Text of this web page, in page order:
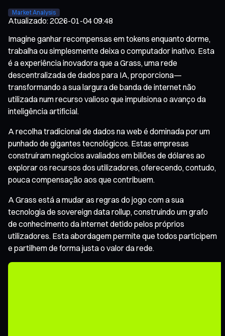
Market Analysis
Atualizado:2026-01-04 09:48
Imagine ganhar recompensas em tokens enquanto dorme,
trabalha ou simplesmente deixa o computador inativo. Esta
é a experiência inovadora que a Grass, uma rede
descentralizada de dados para IA, proporciona—
transformando a sua largura de banda de internet não
utilizada num recurso valioso que impulsiona o avanço da
inteligência artificial.
A recolha tradicional de dados na web é dominada por um
punhado de gigantes tecnológicos. Estas empresas
construíram negócios avaliados em biliões de dólares ao
explorar os recursos dos utilizadores, oferecendo, contudo,
pouca compensação aos que contribuem.
A Grass está a mudar as regras do jogo com a sua
tecnologia de sovereign data rollup, construindo um grafo
de conhecimento da internet detido pelos próprios
utilizadores. Esta abordagem permite que todos participem
e partilhem de forma justa o valor da rede.